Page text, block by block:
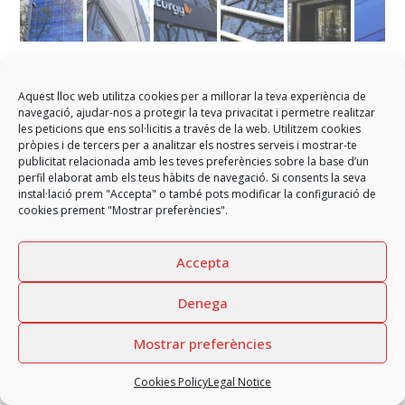
Aquest lloc web utilitza cookies per a millorar la teva experiència de
navegació, ajudar-nos a protegir la teva privacitat i permetre realitzar
les peticions que ens sol·licitis a través de la web. Utilitzem cookies
pròpies i de tercers per a analitzar els nostres serveis i mostrar-te
publicitat relacionada amb les teves preferències sobre la base d’un
perfil elaborat amb els teus hàbits de navegació. Si consents la seva
instal·lació prem "Accepta" o també pots modificar la configuració de
cookies prement "Mostrar preferències".
Accepta
Denega
Mostrar preferències
Cookies PolicyLegal Notice
Offices Diagonal 525
Development of façade and enclosure solutions for the integral
rehabilitation of office buildings on Diagonal Avenue of Barcelona.